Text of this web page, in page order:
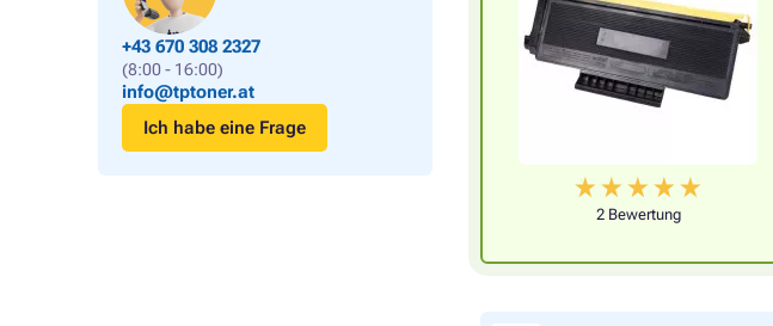
+43 670 308 2327
(8:00 - 16:00)
info@tptoner.at
Ich habe eine Frage
2 Bewertung